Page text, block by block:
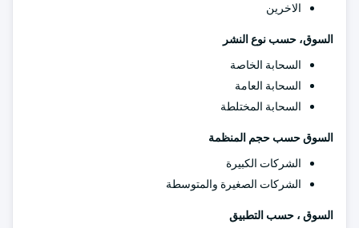
الاخرين
السوق، حسب نوع النشر
السحابة الخاصة
السحابة العامة
السحابة المختلطة
السوق حسب حجم المنظمة
الشركات الكبيرة
الشركات الصغيرة والمتوسطة
السوق ، حسب التطبيق